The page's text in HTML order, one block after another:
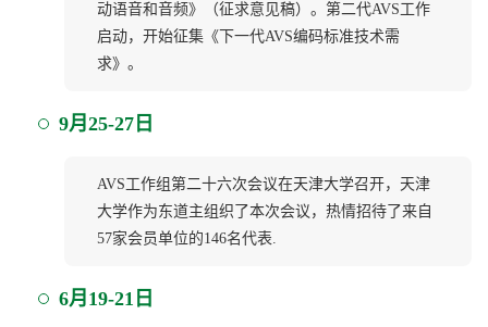
动语音和音频》（征求意见稿）。第二代AVS工作
启动，开始征集《下一代AVS编码标准技术需
求》。
9月25-27日
AVS工作组第二十六次会议在天津大学召开，天津
大学作为东道主组织了本次会议，热情招待了来自
57家会员单位的146名代表.
6月19-21日